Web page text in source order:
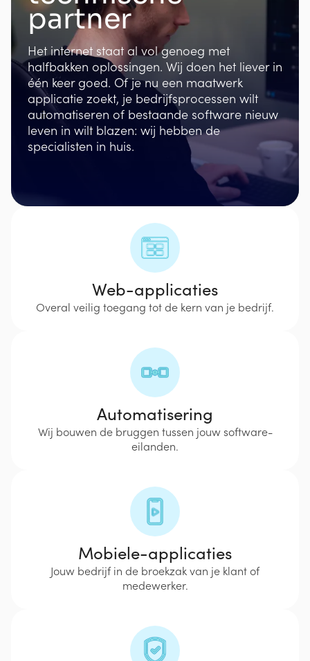
partner
Het internet staat al vol genoeg met
halfbakken oplossingen. Wij doen het liever in
één keer goed. Of je nu een maatwerk
applicatie zoekt, je bedrijfsprocessen wilt
automatiseren of bestaande software nieuw
leven in wilt blazen: wij hebben de
specialisten in huis.
Web-applicaties
Overal veilig toegang tot de kern van je bedrijf.
Automatisering
Wij bouwen de bruggen tussen jouw software-
eilanden.
Mobiele-applicaties
Jouw bedrijf in de broekzak van je klant of
medewerker.